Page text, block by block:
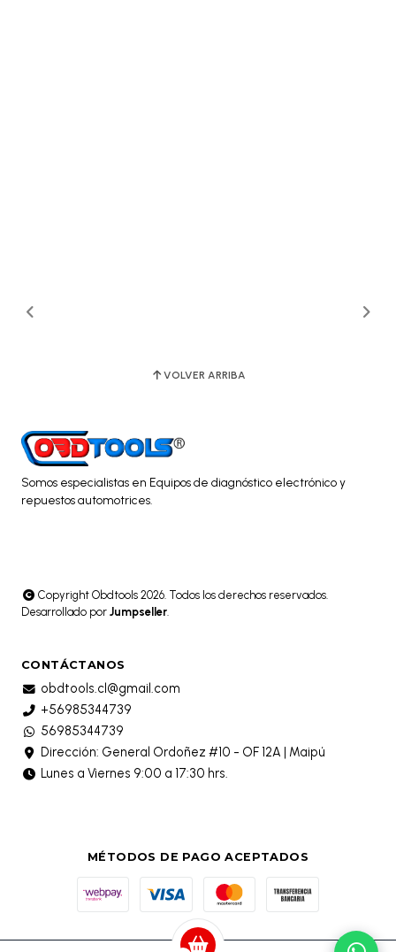
VOLVER ARRIBA
Somos especialistas en Equipos de diagnóstico electrónico y
repuestos automotrices.
Copyright Obdtools 2026. Todos los derechos reservados.
Desarrollado por Jumpseller.
CONTÁCTANOS
obdtools.cl@gmail.com
+56985344739
56985344739
Dirección: General Ordoñez #10 - OF 12A | Maipú
Lunes a Viernes 9:00 a 17:30 hrs.
MÉTODOS DE PAGO ACEPTADOS